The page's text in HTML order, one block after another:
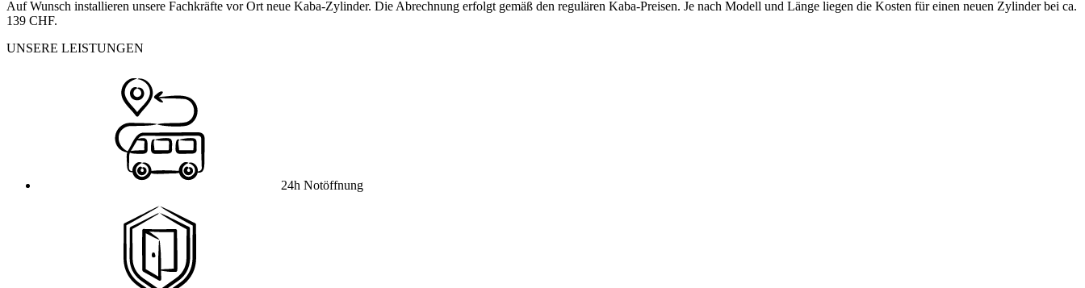
Auf Wunsch installieren unsere Fachkräfte vor Ort neue Kaba-Zylinder. Die Abrechnung erfolgt gemäß den regulären Kaba-Preisen. Je nach Modell und Länge liegen die Kosten für einen neuen Zylinder bei ca.
139 CHF.
UNSERE LEISTUNGEN
24h Notöffnung